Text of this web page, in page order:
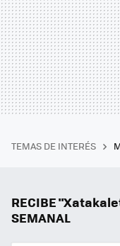
TEMAS DE INTERÉS
RECIBE
SEMANAL